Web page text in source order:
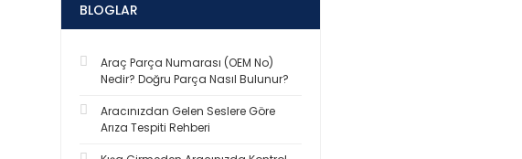
BLOGLAR
Araç Parça Numarası (OEM No)
Nedir? Doğru Parça Nasıl Bulunur?
Aracınızdan Gelen Seslere Göre
Arıza Tespiti Rehberi